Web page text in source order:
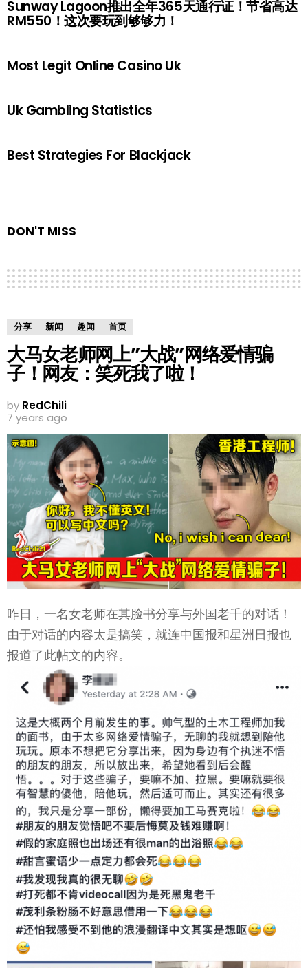
Sunway Lagoon推出全年365天通行证！节省高达
RM550！这次要玩到够够力！
Most Legit Online Casino Uk
Uk Gambling Statistics
Best Strategies For Blackjack
DON'T MISS
分享 新闻 趣闻 首页
大马女老师网上”大战”网络爱情骗
子！网友：笑死我了啦！
by RedChili
7 years ago
昨日，一名女老师在其脸书分享与外国老千的对话！
由于对话的内容太是搞笑，就连中国报和星洲日报也
报道了此帖文的内容。